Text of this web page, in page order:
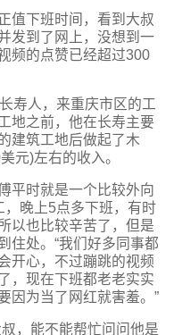
值下班时间，看到大叔
发到了网上，没想到一
频的点赞已经超过300
寿人，来重庆市区的工
地之前，他在长寿主要
建筑工地后做起了木
元)左右的收入。
平时就是一个比较外向
晚上5点多下班，有时
以也比较辛苦了，但是
住处。“我们好多同事都
开心，不过蹦跳的视频
，现在下班都老老实实
因为当了网红就害羞。”
，能不能帮忙问问他是